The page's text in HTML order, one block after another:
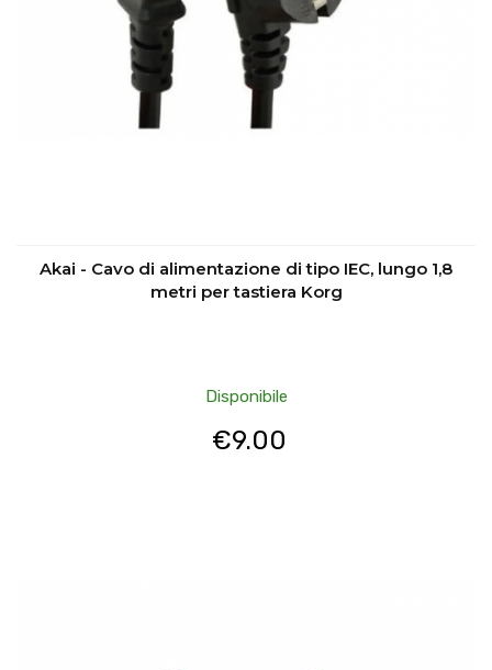
Akai - Cavo di alimentazione di tipo IEC, lungo 1,8
metri per tastiera Korg
Disponibile
€9.00